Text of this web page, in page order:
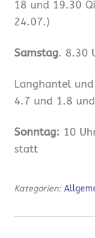
18 und 19.30
24.07.)
Samstag. 8.30
Langhantel
4.7 und 1.8
Sonntag: 10
statt
Kategorien: